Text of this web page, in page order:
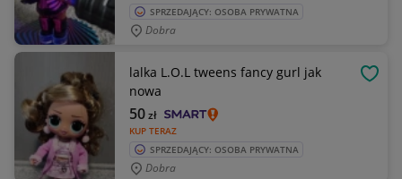
SPRZEDAJĄCY: OSOBA PRYWATNA
Dobra
lalka L.O.L tweens fancy gurl jak
nowa
KUP TERAZ
50zł
SPRZEDAJĄCY: OSOBA PRYWATNA
Dobra